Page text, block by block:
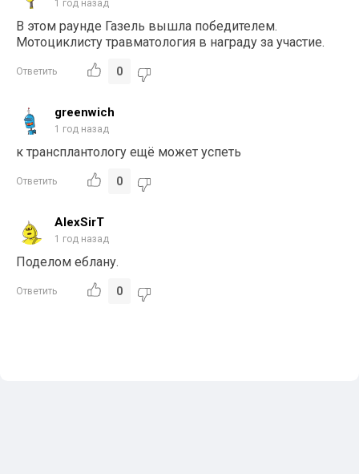
1 год назад
В этом раунде Газель вышла победителем.
Мотоциклисту травматология в награду за участие.
Ответить 0
greenwich
1 год назад
к трансплантологу ещё может успеть
Ответить 0
AlexSirT
1 год назад
Поделом еблану.
Ответить 0